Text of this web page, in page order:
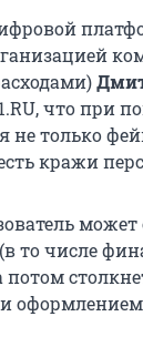
что при
не только
кражи
то числе